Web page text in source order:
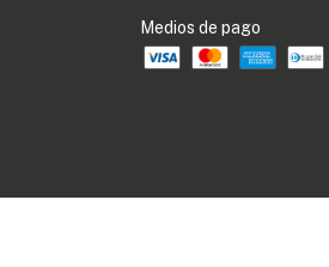
Medios de pago
Copyright EUDEBA -